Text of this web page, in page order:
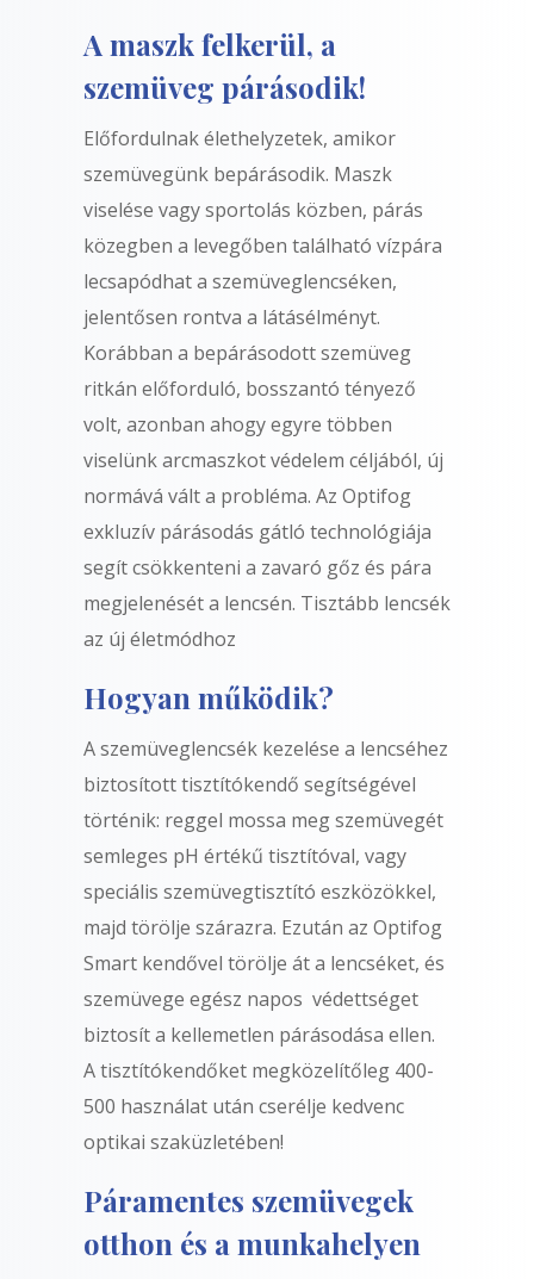
A maszk felkerül, a
szemüveg párásodik!
Előfordulnak élethelyzetek, amikor
szemüvegünk bepárásodik. Maszk
viselése vagy sportolás közben, párás
közegben a levegőben található vízpára
lecsapódhat a szemüveglencséken,
jelentősen rontva a látásélményt.
Korábban a bepárásodott szemüveg
ritkán előforduló, bosszantó tényező
volt, azonban ahogy egyre többen
viselünk arcmaszkot védelem céljából, új
normává vált a probléma. Az Optifog
exkluzív párásodás gátló technológiája
segít csökkenteni a zavaró gőz és pára
megjelenését a lencsén. Tisztább lencsék
az új életmódhoz
Hogyan működik?
A szemüveglencsék kezelése a lencséhez
biztosított tisztítókendő segítségével
történik: reggel mossa meg szemüvegét
semleges pH értékű tisztítóval, vagy
speciális szemüvegtisztító eszközökkel,
majd törölje szárazra. Ezután az Optifog
Smart kendővel törölje át a lencséket, és
szemüvege egész napos védettséget
biztosít a kellemetlen párásodása ellen.
A tisztítókendőket megközelítőleg 400-
500 használat után cserélje kedvenc
optikai szaküzletében!
Páramentes szemüvegek
otthon és a munkahelyen